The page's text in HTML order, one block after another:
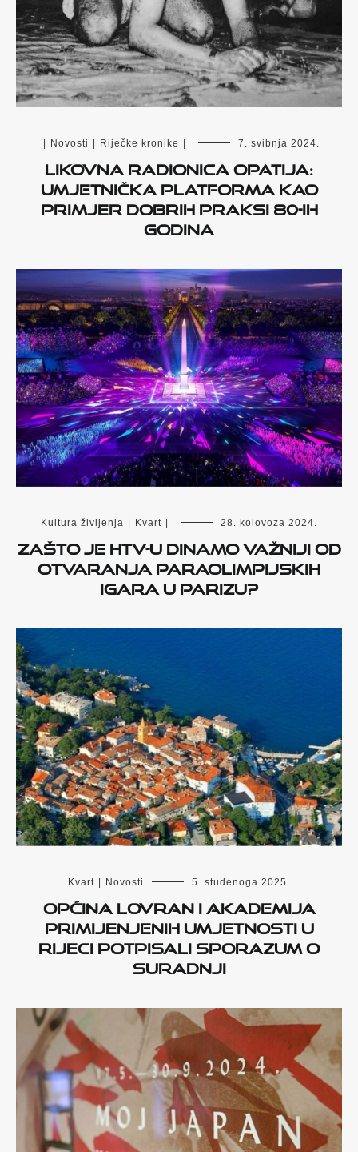
Novosti Riječke kronike 7. svibnja 2024.
Likovna radionica Opatija:
umjetnička platforma kao
primjer dobrih praksi 80-ih
godina
Kultura življenja | Kvart | 28. kolovoza 2024.
ZAŠTO JE HTV-u DINAMO VAŽNIJI OD
OTVARANJA PARAOLIMPIJSKIH
IGARA U PARIZU?
Kvart | Novosti 5. studenoga 2025.
Općina Lovran i Akademija
primijenjenih umjetnosti u
Rijeci potpisali sporazum o
suradnji